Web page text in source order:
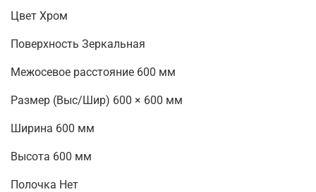
Цвет Хром
Поверхность Зеркальная
Межосевое расстояние 600 мм
Размер (Выс/Шир) 600 × 600 мм
Ширина 600 мм
Высота 600 мм
Полочка Нет